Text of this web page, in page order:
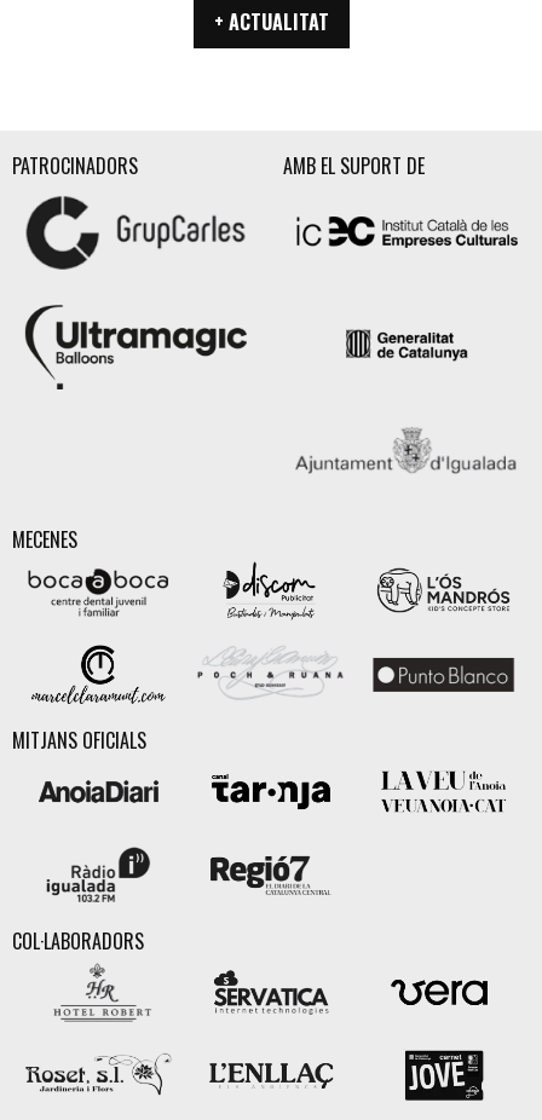
+ ACTUALITAT
PATROCINADORS AMB EL SUPORT DE
MECENES
MITJANS OFICIALS
COL·LABORADORS